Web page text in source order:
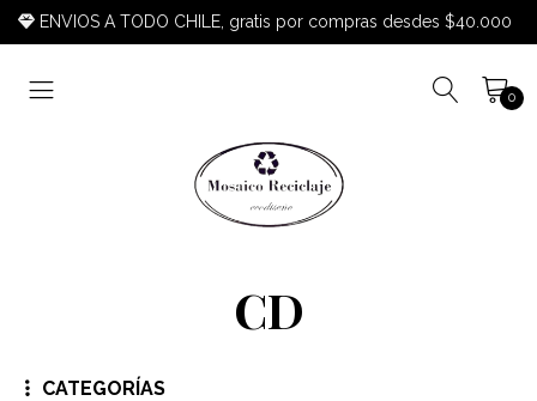
ENVIOS A TODO CHILE, gratis por compras desdes $40.000
0
CD
CATEGORÍAS